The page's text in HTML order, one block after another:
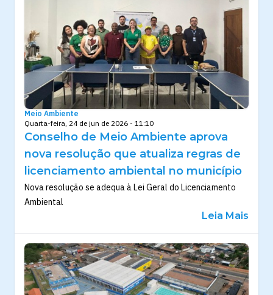
Meio Ambiente
Quarta-feira, 24 de jun de 2026 - 11:10
Conselho de Meio Ambiente aprova
nova resolução que atualiza regras de
licenciamento ambiental no município
Nova resolução se adequa à Lei Geral do Licenciamento
Ambiental
Leia Mais